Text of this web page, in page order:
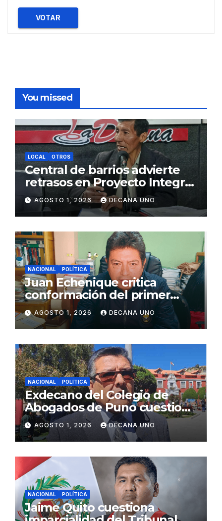
VOTAR
You missed
LOCAL OTROS
Central de barrios advierte
retrasos en Proyecto Integral
de Agua y Alcantarillado para
Juliaca
AGOSTO 1, 2026 DECANA UNO
NACIONAL POLÍTICA
Juan Echenique critica
conformación del primer
gabinete ministerial de Keiko
Fujimori
AGOSTO 1, 2026 DECANA UNO
NACIONAL POLÍTICA
Exdecano del Colegio de
Abogados de Puno cuestiona
propuestas sobre seguridad
ciudadana
AGOSTO 1, 2026 DECANA UNO
NACIONAL POLÍTICA
Jaime Quito cuestiona